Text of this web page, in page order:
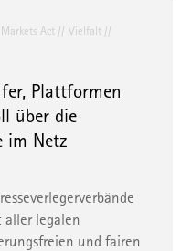
Act Vielfalt
Plattformen
über die
im Netz
aller legalen
und fairen